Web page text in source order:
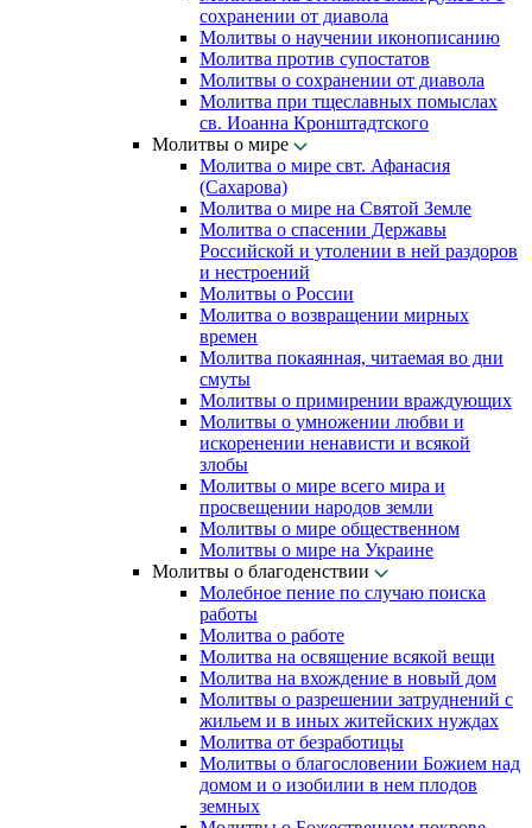
сохранении от диавола
Молитвы о научении иконописанию
Молитва против супостатов
Молитвы о сохранении от диавола
Молитва при тщеславных помыслах
св. Иоанна Кронштадтского
Молитвы о мире
Молитва о мире свт. Афанасия
(Сахарова)
Молитва о мире на Святой Земле
Молитва о спасении Державы
Российской и утолении в ней раздоров
и нестроений
Молитвы о России
Молитва о возвращении мирных
времен
Молитва покаянная, читаемая во дни
смуты
Молитвы о примирении враждующих
Молитвы о умножении любви и
искоренении ненависти и всякой
злобы
Молитвы о мире всего мира и
просвещении народов земли
Молитвы о мире общественном
Молитвы о мире на Украине
Молитвы о благоденствии
Молебное пение по случаю поиска
работы
Молитва о работе
Молитва на освящение всякой вещи
Молитва на вхождение в новый дом
Молитвы о разрешении затруднений с
жильем и в иных житейских нуждах
Молитва от безработицы
Молитвы о благословении Божием над
домом и о изобилии в нем плодов
земных